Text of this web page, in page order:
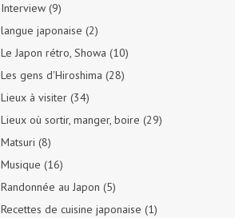
Interview (9)
langue japonaise (2)
Le Japon rétro, Showa (10)
Les gens d'Hiroshima (28)
Lieux à visiter (34)
Lieux où sortir, manger, boire (29)
Matsuri (8)
Musique (16)
Randonnée au Japon (5)
Recettes de cuisine japonaise (1)